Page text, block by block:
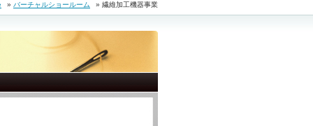
» バーチャルショールーム » 繊維加工機器事業